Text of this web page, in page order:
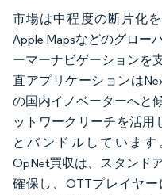
市場は中程度の断片化
Apple Mapsなどのグロー
ーマーナビゲーションを
直アプリケーションは
の国内イノベーターへと
ットワークリーチを活用
とバンドルしています
OpNet買収は、スタンド
確保し、OTTプレイヤ